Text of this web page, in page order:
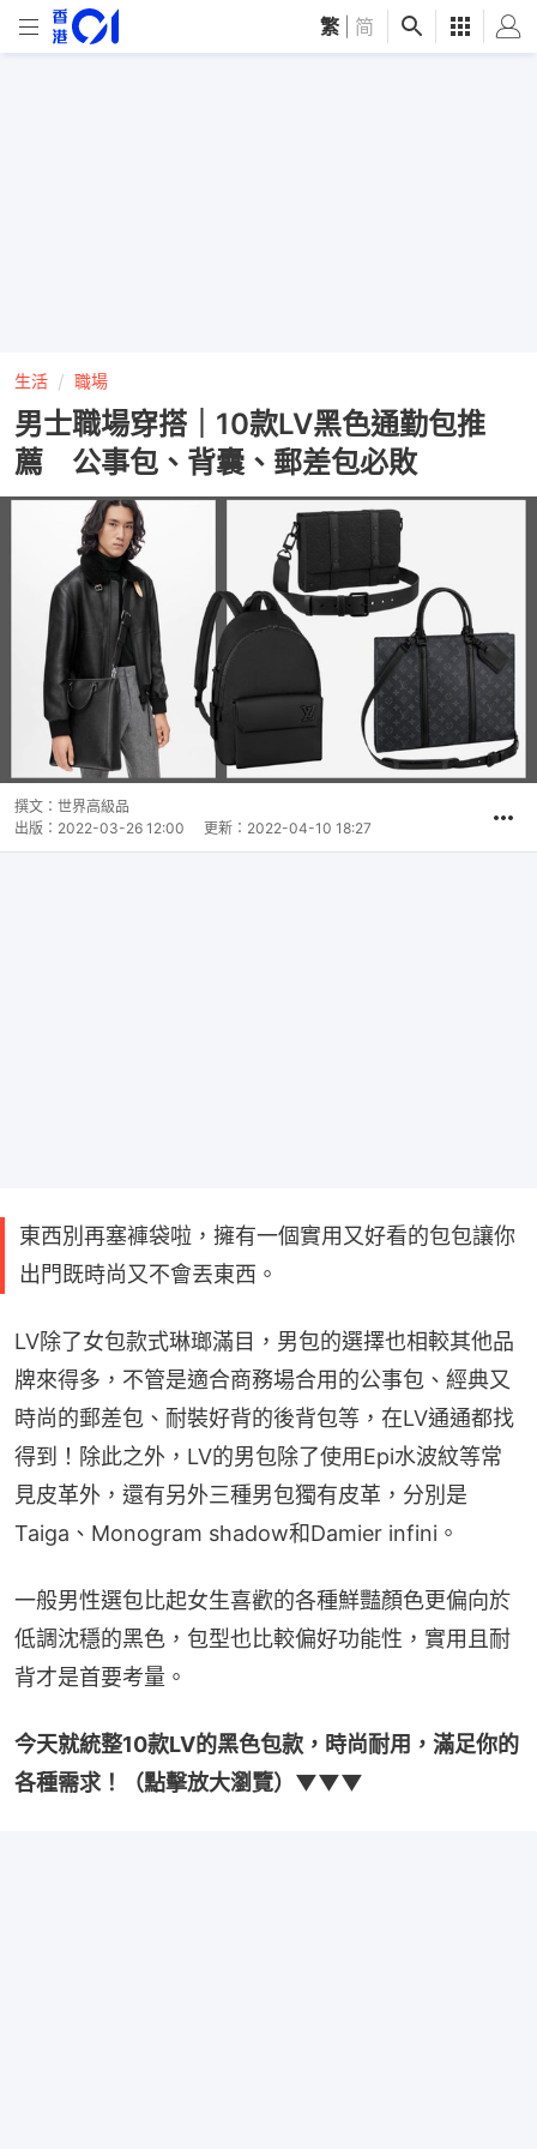
繁 简
生活 職場
男士職場穿搭｜10款LV黑色通勤包推
薦 公事包、背囊、郵差包必敗
撰文： 世界高級品
出版： 2022-03-26 12:00 更新： 2022-04-10 18:27
東西別再塞褲袋啦，擁有一個實用又好看的包包讓你
出門既時尚又不會丟東西。
LV除了女包款式琳瑯滿目，男包的選擇也相較其他品
牌來得多，不管是適合商務場合用的公事包、經典又
時尚的郵差包、耐裝好背的後背包等，在LV通通都找
得到！除此之外，LV的男包除了使用Epi水波紋等常
見皮革外，還有另外三種男包獨有皮革，分別是
Taiga、Monogram shadow和Damier infini。
一般男性選包比起女生喜歡的各種鮮豔顏色更偏向於
低調沈穩的黑色，包型也比較偏好功能性，實用且耐
背才是首要考量。
今天就統整10款LV的黑色包款，時尚耐用，滿足你的
各種需求！（點擊放大瀏覽）▼▼▼